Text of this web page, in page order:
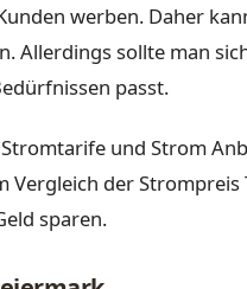
werben. Daher
Allerdings sollte man
passt.
und Strom
Vergleich der
sparen.